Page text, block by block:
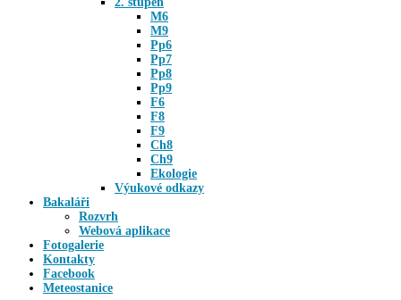
M6
M9
Pp6
Pp7
Pp8
Pp9
F6
F8
F9
Ch8
Ch9
Ekologie
Výukové odkazy
Bakaláři
Rozvrh
Webová aplikace
Fotogalerie
Kontakty
Facebook
Meteostanice